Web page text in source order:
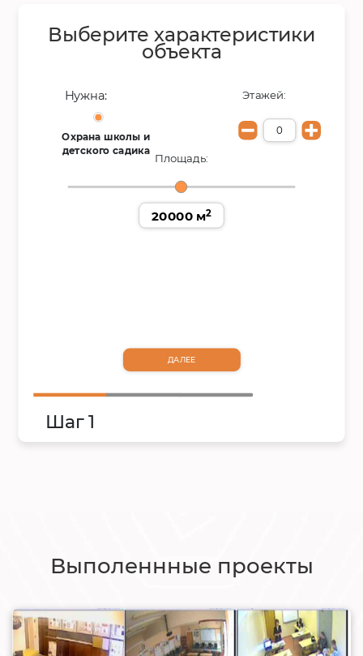
Выберите характеристики
объекта
Нужна:
Охрана школы и
детского садика
Этажей:
Площадь:
20000 м2
ДАЛЕЕ
Шаг 1
Выполеннные проекты